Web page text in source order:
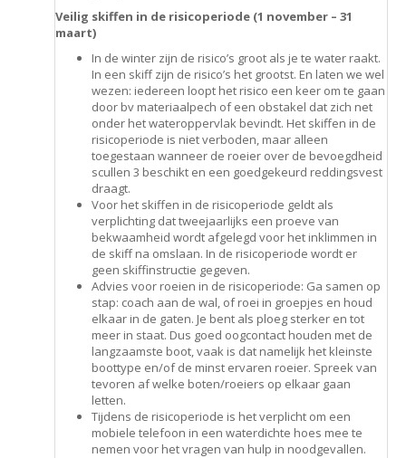
Veilig skiffen in de risicoperiode (1 november – 31
maart)
In de winter zijn de risico’s groot als je te water raakt.
In een skiff zijn de risico’s het grootst. En laten we wel
wezen: iedereen loopt het risico een keer om te gaan
door bv materiaalpech of een obstakel dat zich net
onder het wateroppervlak bevindt. Het skiffen in de
risicoperiode is niet verboden, maar alleen
toegestaan wanneer de roeier over de bevoegdheid
scullen 3 beschikt en een goedgekeurd reddingsvest
draagt.
Voor het skiffen in de risicoperiode geldt als
verplichting dat tweejaarlijks een proeve van
bekwaamheid wordt afgelegd voor het inklimmen in
de skiff na omslaan. In de risicoperiode wordt er
geen skiffinstructie gegeven.
Advies voor roeien in de risicoperiode: Ga samen op
stap: coach aan de wal, of roei in groepjes en houd
elkaar in de gaten. Je bent als ploeg sterker en tot
meer in staat. Dus goed oogcontact houden met de
langzaamste boot, vaak is dat namelijk het kleinste
boottype en/of de minst ervaren roeier. Spreek van
tevoren af welke boten/roeiers op elkaar gaan
letten.
Tijdens de risicoperiode is het verplicht om een
mobiele telefoon in een waterdichte hoes mee te
nemen voor het vragen van hulp in noodgevallen.